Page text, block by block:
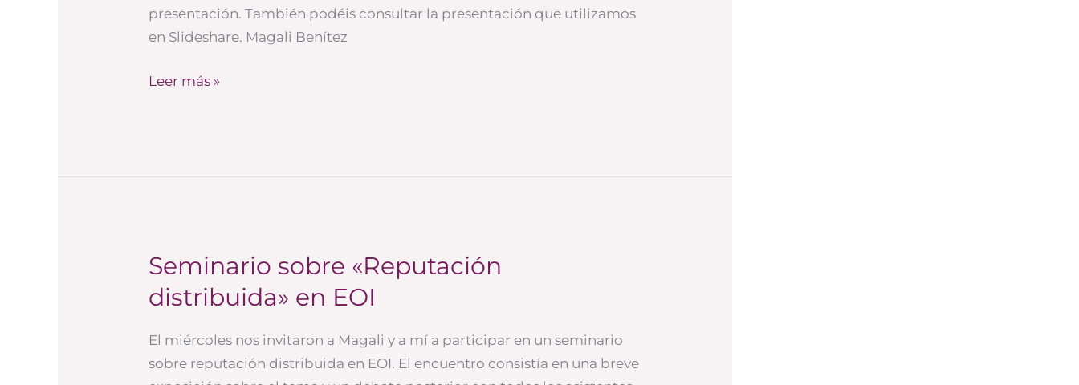
presentación. También podéis consultar la presentación que utilizamos
en Slideshare. Magali Benítez
Leer más »
Seminario sobre «Reputación
distribuida» en EOI
El miércoles nos invitaron a Magali y a mí a participar en un seminario
sobre reputación distribuida en EOI. El encuentro consistía en una breve
Seminario
sobre
«Reputación